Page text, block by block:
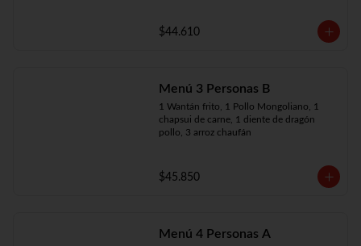
$44.610
Menú 3 Personas B
1 Wantán frito, 1 Pollo Mongoliano, 1
chapsui de carne, 1 diente de dragón
pollo, 3 arroz chaufán
$45.850
Menú 4 Personas A